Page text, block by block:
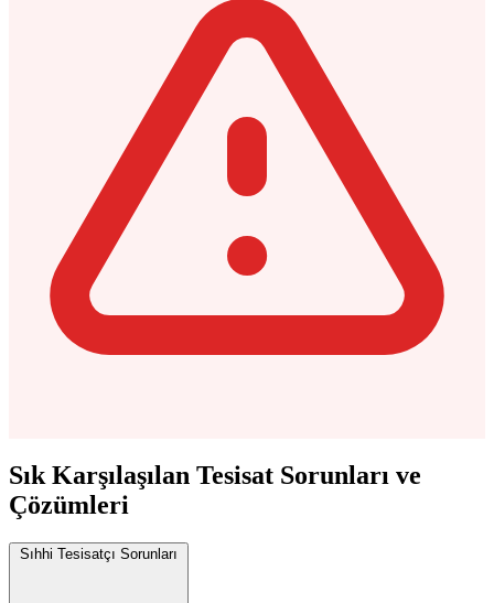
Sık Karşılaşılan Tesisat Sorunları ve
Çözümleri
Sıhhi Tesisatçı Sorunları